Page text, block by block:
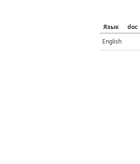
Язык
doc
English